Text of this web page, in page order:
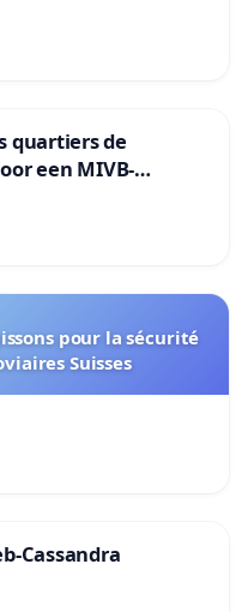
quartiers de
een MIVB-
en Het
pour la sécurité
Suisses
Cassandra